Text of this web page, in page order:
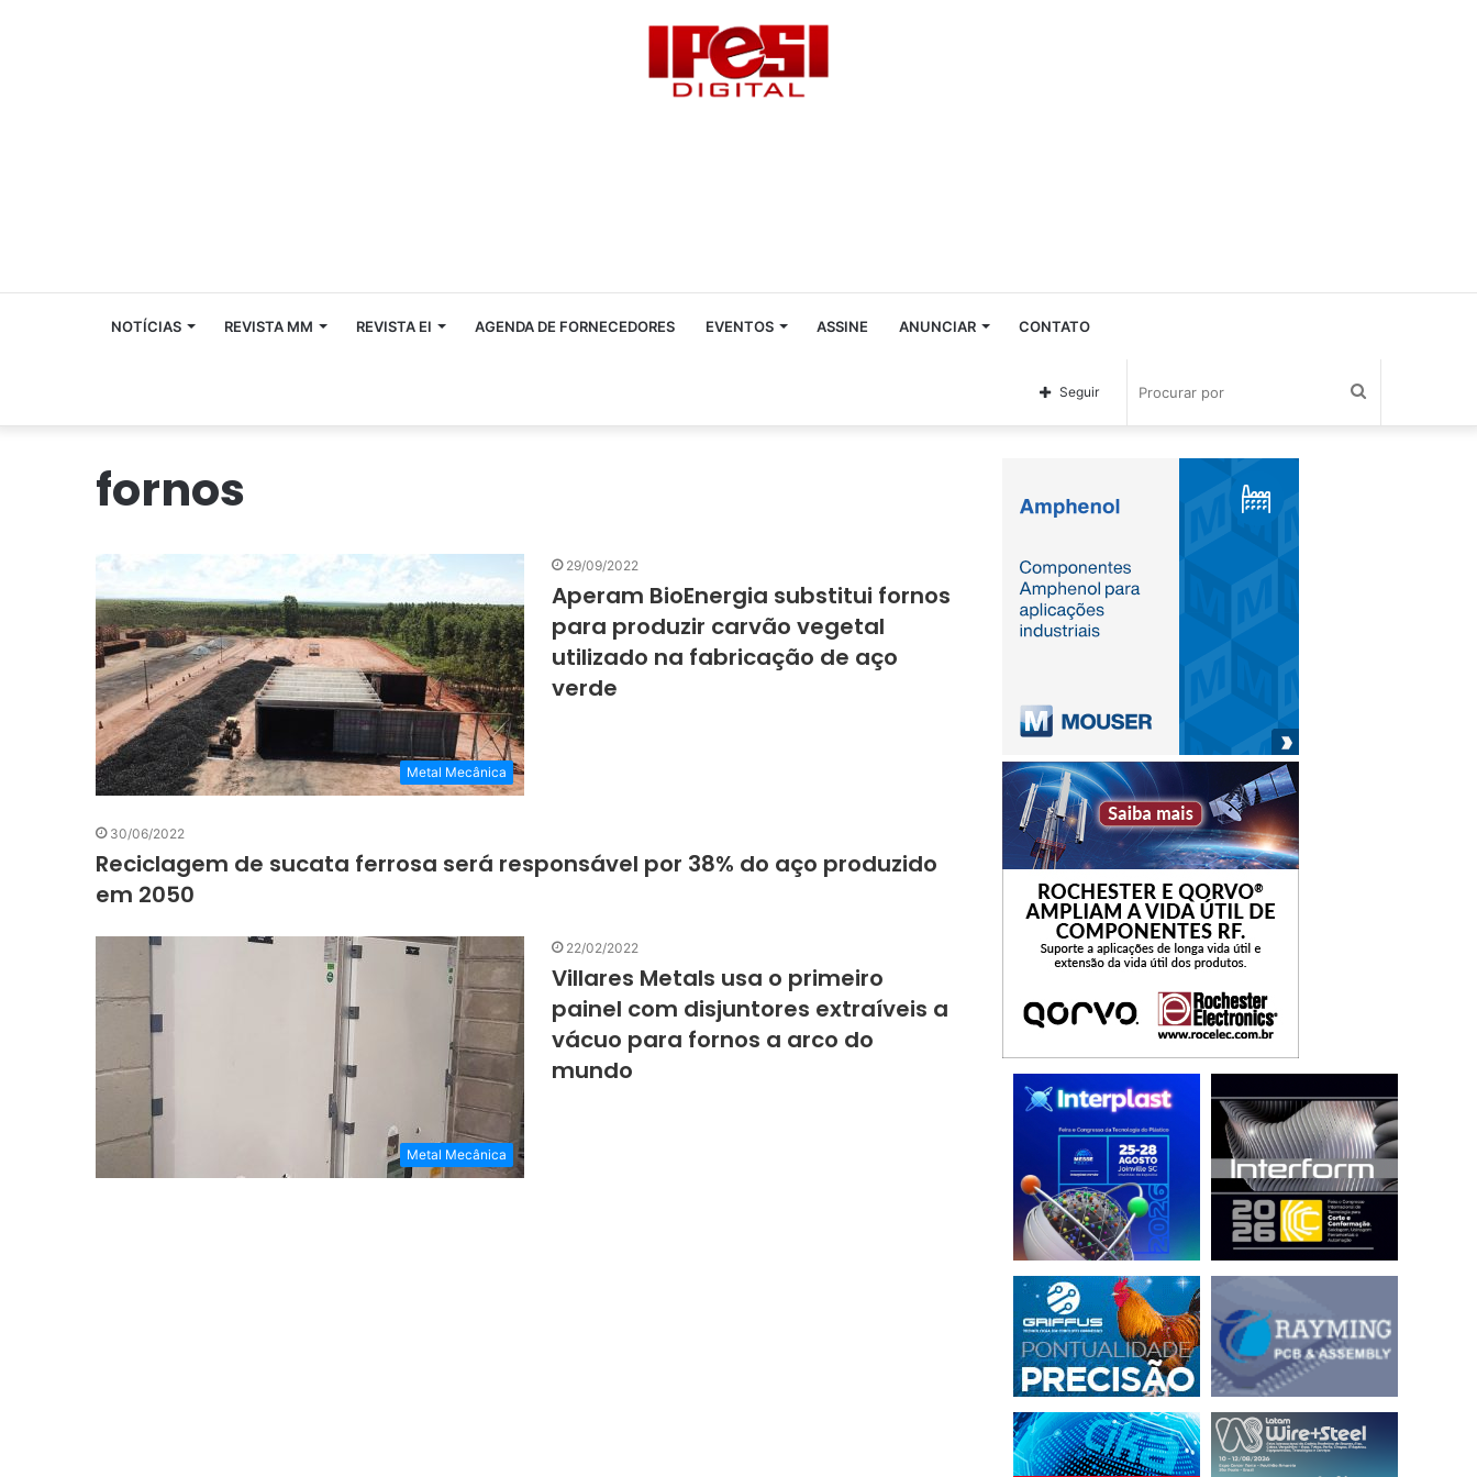
NOTÍCIAS REVISTA MM REVISTA EI AGENDA DE FORNECEDORES EVENTOS ASSINE ANUNCIAR CONTATO
Seguir
fornos
Metal Mecânica
29/09/2022
Aperam BioEnergia substitui fornos
para produzir carvão vegetal
utilizado na fabricação de aço
verde
30/06/2022
Reciclagem de sucata ferrosa será responsável por 38% do aço produzido
em 2050
Metal Mecânica
22/02/2022
Villares Metals usa o primeiro
painel com disjuntores extraíveis a
vácuo para fornos a arco do
mundo